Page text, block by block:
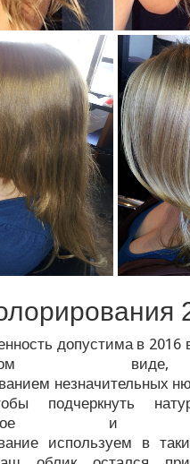
допустима в 2016
незначительных
подчеркнуть
и
используем в